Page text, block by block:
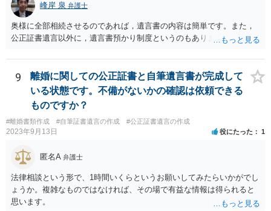
峰岸 泉 弁護士
奥様に全部相続させるのであれば，遺言書の内容は簡単です。また，
公正証書遺言以外に，遺言書預かり制度というのもあります。
9
離婚に関しての公正証書と自筆遺言書が完成して
いる状態です。不備がないかの確認は依頼できる
ものですか？
#離婚書類作成 #自筆証書遺言の作成 #公正証書遺言の作成
2023年9月13日 役にたった 1
匿名A 弁護士
法律相談という形で、1時間いくらというお願いしてみたらいかがでし
ょうか。複雑なものではなければ、その場で有益な情報は得られると
思います。